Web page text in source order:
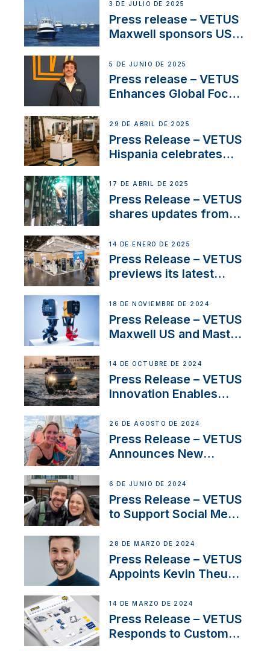
3 DE JULIO DE 2025
Press release – VETUS
Maxwell sponsors US
5 DE JUNIO DE 2025
Press release – VETUS
Enhances Global Focus
Systems with New
Sales Manager
29 DE ABRIL DE 2025
Press Release – VETUS
Hispania celebrates
innovation and
excellence in the
Iberian marine industry
17 DE ABRIL DE 2025
Press Release – VETUS
shares updates from
exciting, catamaran
build
14 DE ENERO DE 2025
Press Release – VETUS
previews its latest
Solutions at Boot
Düsseldorf 2025
18 DE NOVIEMBRE DE 2024
Press Release – VETUS
Maxwell US and Mastry
Thruster Installation
Program
14 DE OCTUBRE DE 2024
Press Release – VETUS
Innovation Enables
Set Sail for Exclusive
America’s Cup Role
26 DE AGOSTO DE 2024
Press Release – VETUS
Announces New
Acclaimed Sailing
YouTubers SV Delos
6 DE JUNIO DE 2024
Press Release – VETUS
to Support Social Media
Boat Building Venture
28 DE MARZO DE 2024
Press Release – VETUS
Appoints Kevin Theuns
Netherlands and
Belgium
14 DE MARZO DE 2024
Press Release – VETUS
Responds to Customer